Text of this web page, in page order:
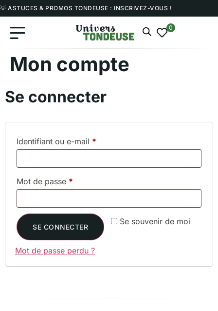
💡 ASTUCES & PROMOS TONDEUSE : INSCRIVEZ-VOUS !
0
Mon compte
Se connecter
Identifiant ou e-mail *
Mot de passe *
Se souvenir de moi
SE CONNECTER
Mot de passe perdu ?